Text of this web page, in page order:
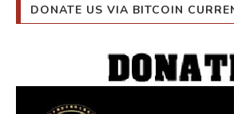
DONATE US VIA BITCOIN